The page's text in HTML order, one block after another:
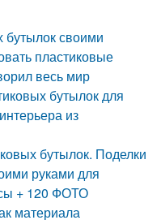
бутылок своими
пластиковые
весь мир
бутылок для
из
бутылок. Поделки
руками для
+ 120 ФОТО
материала